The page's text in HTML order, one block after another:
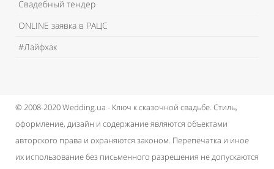
Свадебный тендер
ONLINE заявка в РАЦС
#Лайфхак
© 2008-2020 Wedding.ua - Ключ к сказочной свадьбе. Стиль,
оформление, дизайн и содержание являются объектами
авторского права и охраняются законом. Перепечатка и иное
их использование без письменного разрешения не допускаются